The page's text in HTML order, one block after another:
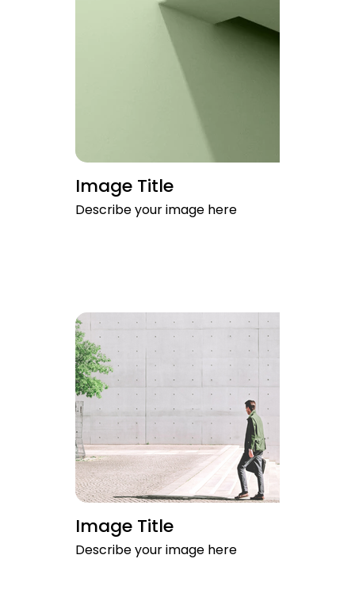
Image Title
Describe your image here
Image Title
Describe your image here